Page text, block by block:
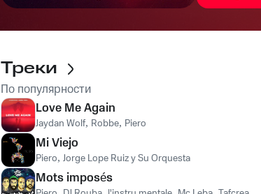
Треки
По популярности
Love Me Again
Jaydan Wolf, Robbe, Piero
Mi Viejo
Piero, Jorge Lope Ruiz y Su Orquesta
Mots imposés